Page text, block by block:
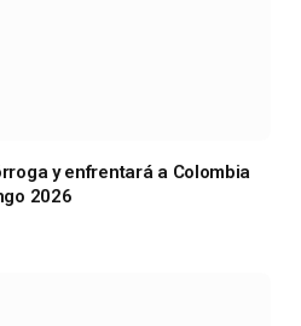
y enfrentará a Colombia
2026